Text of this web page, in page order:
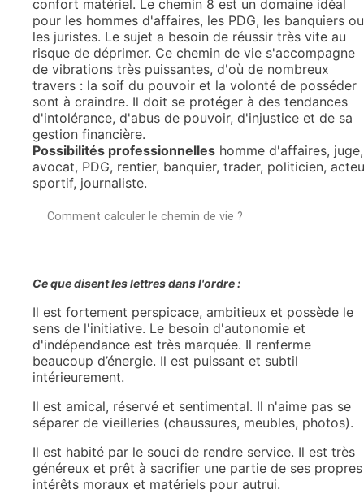
confort matériel. Le chemin 8 est un domaine idéal
pour les hommes d'affaires, les PDG, les banquiers ou
les juristes. Le sujet a besoin de réussir très vite au
risque de déprimer. Ce chemin de vie s'accompagne
de vibrations très puissantes, d'où de nombreux
travers : la soif du pouvoir et la volonté de posséder
sont à craindre. Il doit se protéger à des tendances
d'intolérance, d'abus de pouvoir, d'injustice et de sa
gestion financière.
Possibilités professionnelles homme d'affaires, juge,
avocat, PDG, rentier, banquier, trader, politicien,
sportif, journaliste.
Comment calculer le chemin de vie ?
Ce que disent les lettres dans l'ordre :
Il est fortement perspicace, ambitieux et possède le
sens de l'initiative. Le besoin d'autonomie et
d'indépendance est très marquée. Il renferme
beaucoup d’énergie. Il est puissant et subtil
intérieurement.
Il est amical, réservé et sentimental. Il n'aime pas se
séparer de vieilleries (chaussures, meubles, photos).
Il est habité par le souci de rendre service. Il est très
généreux et prêt à sacrifier une partie de ses propres
intérêts moraux et matériels pour autrui.